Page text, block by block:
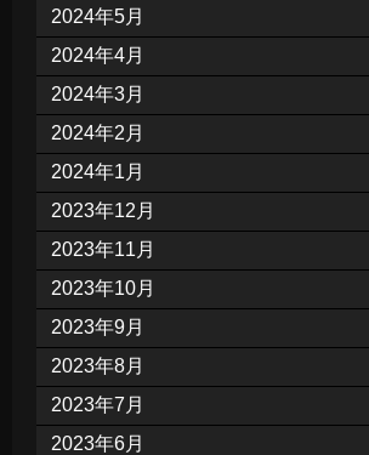
2024年5月
2024年4月
2024年3月
2024年2月
2024年1月
2023年12月
2023年11月
2023年10月
2023年9月
2023年8月
2023年7月
2023年6月